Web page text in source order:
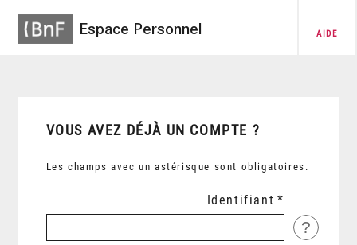
Espace Personnel AIDE
VOUS AVEZ DÉJÀ UN COMPTE ?
Les champs avec un astérisque sont obligatoires.
Identifiant
?